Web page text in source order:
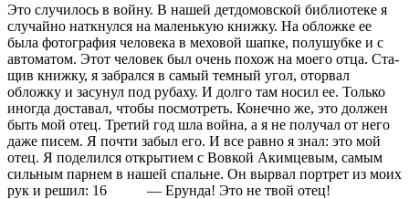
Это случилось в войну. В нашей детдомовской библиотеке я
случайно наткнулся на маленькую книжку. На обложке ее
была фотография челове­ка в меховой шапке, полушубке и с
автоматом. Этот человек был очень похож на моего отца. Ста­
щив книжку, я забрался в самый темный угол, оторвал
обложку и засунул под рубаху. И долго там носил ее. Только
иногда доставал, чтобы по­смотреть. Конечно же, это должен
быть мой отец. Третий год шла война, а я не получал от него
даже писем. Я почти забыл его. И все равно я знал: это мой
отец. Я поделился открытием с Вовкой Акимцевым, самым
сильным парнем в нашей спальне. Он вырвал портрет из моих
рук и решил: 16 — Ерунда! Это не твой отец!